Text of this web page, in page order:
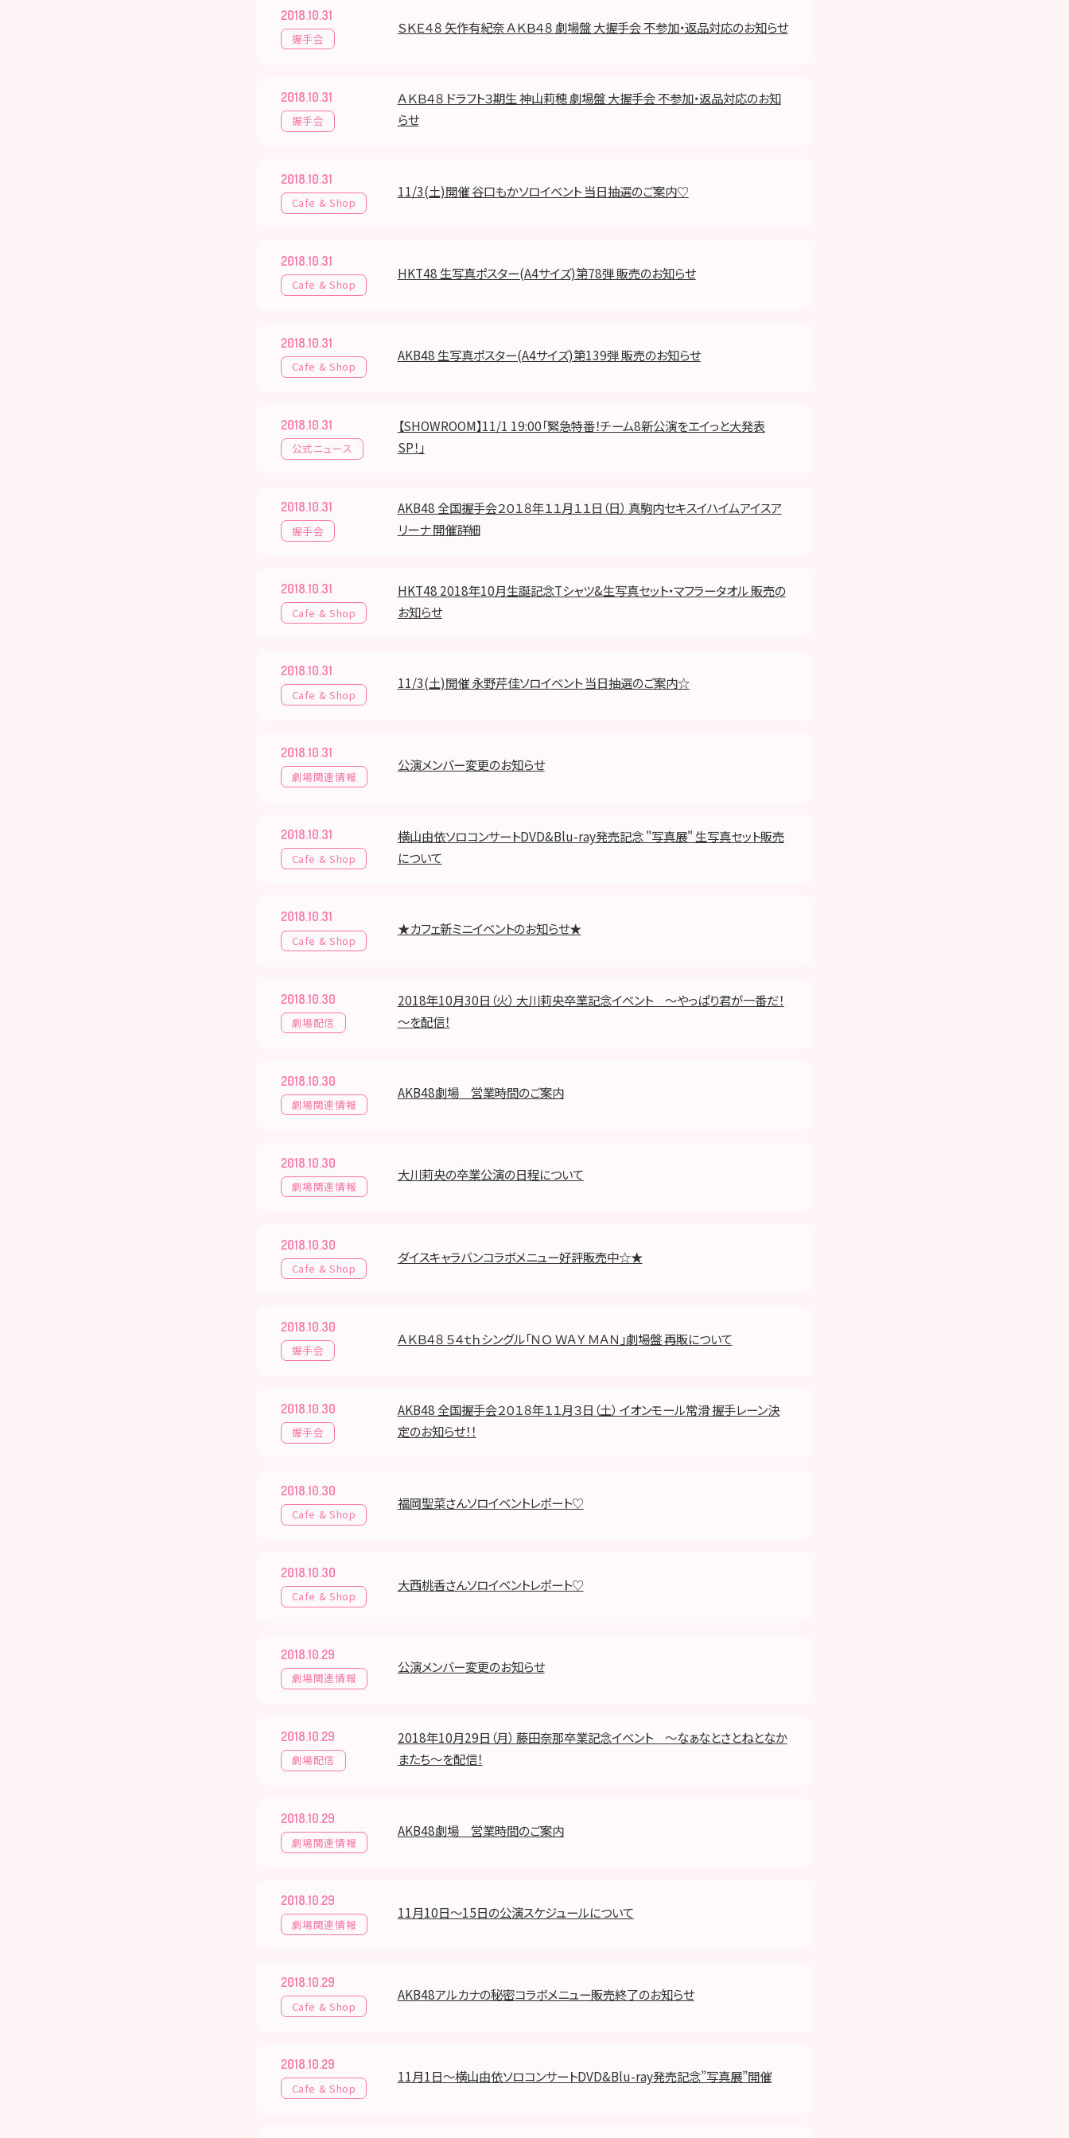
2018.10.31
握手会
ＳＫＥ４８ 矢作有紀奈 ＡＫＢ４８ 劇場盤 大握手会 不参加・返品対応のお知らせ
2018.10.31
握手会
ＡＫＢ４８ ドラフト３期生 神山莉穂 劇場盤 大握手会 不参加・返品対応のお知
らせ
2018.10.31
Cafe & Shop
11/3(土)開催 谷口もかソロイベント 当日抽選のご案内♡
2018.10.31
Cafe & Shop
HKT48 生写真ポスター(A4サイズ)第78弾 販売のお知らせ
2018.10.31
Cafe & Shop
AKB48 生写真ポスター(A4サイズ)第139弾 販売のお知らせ
2018.10.31
公式ニュース
【SHOWROOM】11/1 19:00「緊急特番！チーム8新公演をエイっと大発表
SP！」
2018.10.31
握手会
AKB48 全国握手会２０１８年１１月１１日（日） 真駒内セキスイハイムアイスア
リーナ 開催詳細
2018.10.31
Cafe & Shop
HKT48 2018年10月生誕記念Tシャツ&生写真セット・マフラータオル 販売の
お知らせ
2018.10.31
Cafe & Shop
11/3(土)開催 永野芹佳ソロイベント 当日抽選のご案内☆
2018.10.31
劇場関連情報
公演メンバー変更のお知らせ
2018.10.31
Cafe & Shop
横山由依ソロコンサートDVD&Blu-ray発売記念 "写真展" 生写真セット販売
について
2018.10.31
Cafe & Shop
★カフェ新ミニイベントのお知らせ★
2018.10.30
劇場配信
2018年10月30日（火） 大川莉央卒業記念イベント ～やっぱり君が一番だ！
～を配信！
2018.10.30
劇場関連情報
AKB48劇場 営業時間のご案内
2018.10.30
劇場関連情報
大川莉央の卒業公演の日程について
2018.10.30
Cafe & Shop
ダイスキャラバンコラボメニュー好評販売中☆★
2018.10.30
握手会
ＡＫＢ４８ ５４ｔｈシングル「ＮＯ ＷＡＹ ＭＡＮ」劇場盤 再販について
2018.10.30
握手会
AKB48 全国握手会２０１８年１１月３日（土） イオンモール常滑 握手レーン決
定のお知らせ！！
2018.10.30
Cafe & Shop
福岡聖菜さんソロイベントレポート♡
2018.10.30
Cafe & Shop
大西桃香さんソロイベントレポート♡
2018.10.29
劇場関連情報
公演メンバー変更のお知らせ
2018.10.29
劇場配信
2018年10月29日（月） 藤田奈那卒業記念イベント ～なぁなとさとねとなか
またち～を配信！
2018.10.29
劇場関連情報
AKB48劇場 営業時間のご案内
2018.10.29
劇場関連情報
11月10日～15日の公演スケジュールについて
2018.10.29
Cafe & Shop
AKB48アルカナの秘密コラボメニュー販売終了のお知らせ
2018.10.29
Cafe & Shop
11月1日～横山由依ソロコンサートDVD&Blu-ray発売記念”写真展”開催